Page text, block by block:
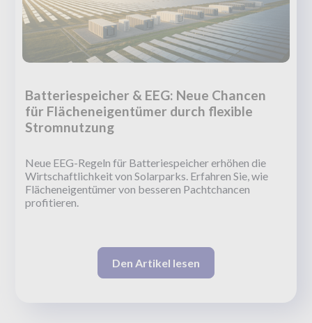
Batteriespeicher & EEG: Neue Chancen
für Flächeneigentümer durch flexible
Stromnutzung
Neue EEG-Regeln für Batteriespeicher erhöhen die
Wirtschaftlichkeit von Solarparks. Erfahren Sie, wie
Flächeneigentümer von besseren Pachtchancen
profitieren.
Den Artikel lesen